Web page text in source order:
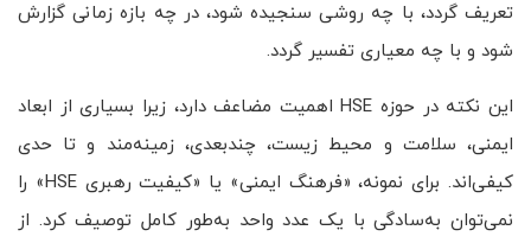
تعریف گردد، با چه روشی سنجیده شود، در چه بازه زمانی گزارش
شود و با چه معیاری تفسیر گردد.
این نکته در حوزه HSE اهمیت مضاعف دارد، زیرا بسیاری از ابعاد
ایمنی، سلامت و محیط زیست، چندبعدی، زمینه‌مند و تا حدی
کیفی‌اند. برای نمونه، «فرهنگ ایمنی» یا «کیفیت رهبری HSE» را
نمی‌توان به‌سادگی با یک عدد واحد به‌طور کامل توصیف کرد. از